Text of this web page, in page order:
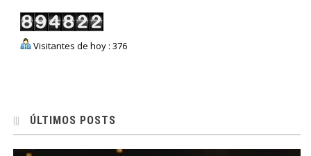
Visitantes de hoy : 376
ÚLTIMOS POSTS